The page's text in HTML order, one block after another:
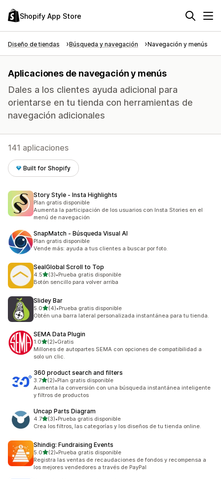
Shopify App Store
Diseño de tiendas Búsqueda y navegación Navegación y menús
Aplicaciones de navegación y menús
Dales a los clientes ayuda adicional para
orientarse en tu tienda con herramientas de
navegación adicionales
141 aplicaciones
Built for Shopify
Story Style ‑ Insta Highlights
Plan gratis disponible
Aumenta la participación de los usuarios con Insta Stories en el
menú de navegación
SnapMatch ‑ Búsqueda Visual AI
Plan gratis disponible
Vende más: ayuda a tus clientes a buscar por foto.
SealGlobal Scroll to Top
4.5de 5 estrellas
(3)
3 reseñas en total
•Prueba gratis disponible
Botón sencillo para volver arriba
Slidey Bar
5.0de 5 estrellas
(4)
4 reseñas en total
•Prueba gratis disponible
Obtén una barra lateral personalizada instantánea para tu tienda.
SEMA Data Plugin
1.0de 5 estrellas
(2)
2 reseñas en total
•Gratis
Millones de autopartes SEMA con opciones de compatibilidad a
solo un clic.
360 product search and filters
3.7de 5 estrellas
(2)
2 reseñas en total
•Plan gratis disponible
Aumenta la conversión con una búsqueda instantánea inteligente
y filtros de productos
Uncap Parts Diagram
4.7de 5 estrellas
(3)
3 reseñas en total
•Prueba gratis disponible
Crea los filtros, las categorías y los diseños de tu tienda online.
Shindig: Fundraising Events
5.0de 5 estrellas
(2)
2 reseñas en total
•Prueba gratis disponible
Registra las ventas de recaudaciones de fondos y recompensa a
los mejores vendedores a través de PayPal